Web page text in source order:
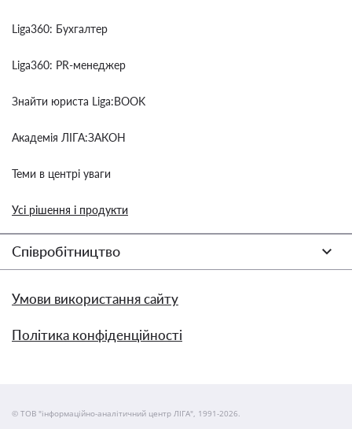
Liga360: Бухгалтер
Liga360: PR-менеджер
Знайти юриста Liga:BOOK
Академія ЛІГА:ЗАКОН
Теми в центрі уваги
Усі рішення і продукти
Співробітництво
Умови використання сайту
Політика конфіденційності
© ТОВ "інформаційно-аналітичний центр ЛІГА", 1991-2026.